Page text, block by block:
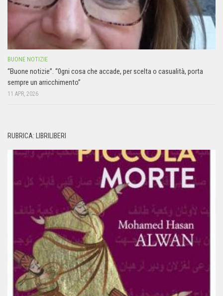
BUONE NOTIZIE
“Buone notizie”. “0gni cosa che accade, per scelta o casualità, porta
sempre un arricchimento”
11 APR, 2026
RUBRICA: LIBRILIBERI